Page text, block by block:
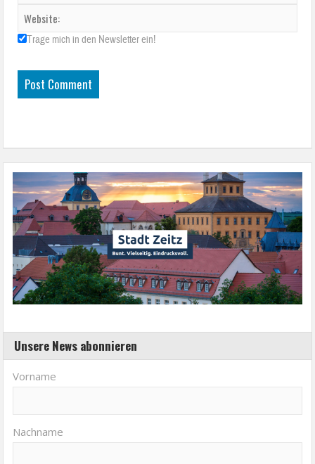
Trage mich in den Newsletter ein!
Unsere News abonnieren
Vorname
Nachname